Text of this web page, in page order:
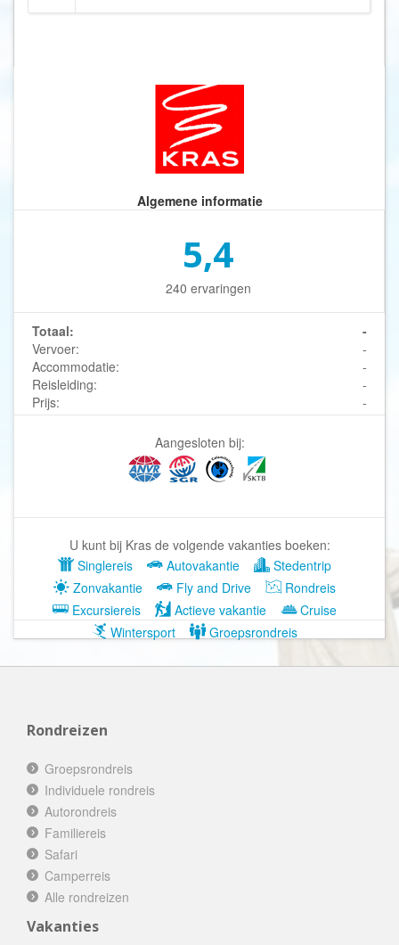
Algemene informatie
5,4
240 ervaringen
Totaal:
-
Vervoer:
-
Accommodatie:
-
Reisleiding:
-
Prijs:
-
Aangesloten bij:
U kunt bij Kras de volgende vakanties boeken:
Singlereis
Autovakantie
Stedentrip
Zonvakantie
Fly and Drive
Rondreis
Excursiereis
Actieve vakantie
Cruise
Wintersport
Groepsrondreis
Rondreizen
Groepsrondreis
Individuele rondreis
Autorondreis
Familiereis
Safari
Camperreis
Alle rondreizen
Vakanties